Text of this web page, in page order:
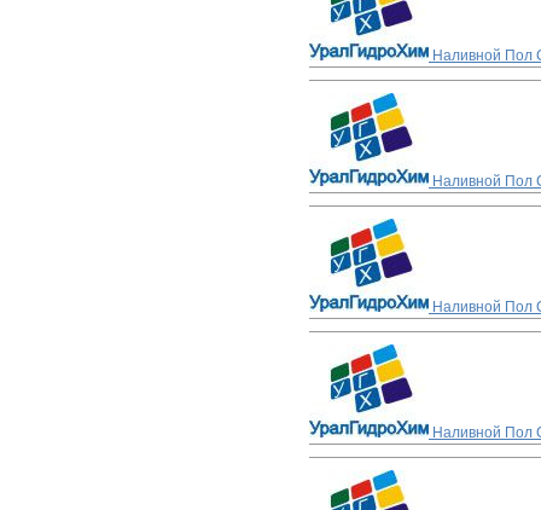
Наливной Пол
Наливной Пол
Наливной Пол
Наливной Пол